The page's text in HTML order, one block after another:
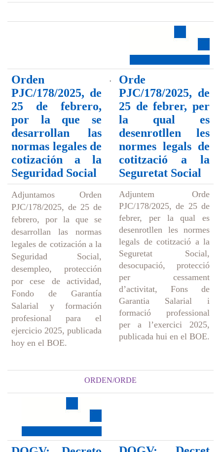
Orden
PJC/178/2025, de
25 de febrero,
por la que se
desarrollan las
normas legales de
cotización a la
Seguridad Social
Orde
PJC/178/2025, de
25 de febrer, per
la qual es
desenrotllen les
normes legals de
cotització a la
Seguretat Social
Adjuntamos Orden
PJC/178/2025, de 25 de
febrero, por la que se
desarrollan las normas
legales de cotización a la
Seguridad Social,
desempleo, protección
por cese de actividad,
Fondo de Garantía
Salarial y formación
profesional para el
ejercicio 2025, publicada
hoy en el BOE.
Adjuntem Orde
PJC/178/2025, de 25 de
febrer, per la qual es
desenrotllen les normes
legals de cotització a la
Seguretat Social,
desocupació, protecció
per cessament
d’activitat, Fons de
Garantia Salarial i
formació professional
per a l’exercici 2025,
publicada hui en el BOE.
ORDEN/ORDE